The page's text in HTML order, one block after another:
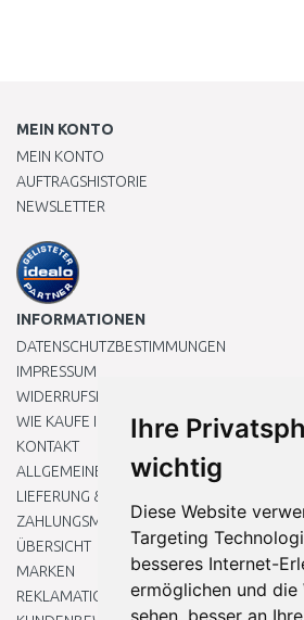
Ihre
wichtig
Diese Website
Targeting
besseres Internet-
ermöglichen und die
sehen, besser an
MEIN KONTO
MEIN KONTO
AUFTRAGSHISTORIE
NEWSLETTER
INFORMATIONEN
DATENSCHUTZBESTIMMUNGEN
IMPRESSUM
WIDERRUFSRECHT
WIE KAUFE ICH EIN?
KONTAKT
ALLGEMEINEN GESCHÄFTSBEDINGUNGEN
LIEFERUNG & ZAHLUNG
ZAHLUNGSMETHODEN
ÜBERSICHT
MARKEN
REKLAMATIONEN UND RETOUREN